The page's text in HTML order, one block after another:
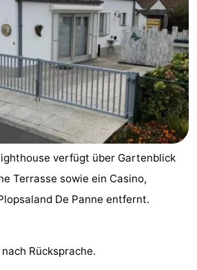
verfügt über Gartenblick
Terrasse sowie ein Casino,
De Panne entfernt.
Rücksprache.